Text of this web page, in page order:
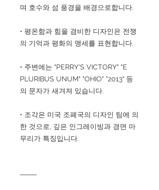
며 호수와 섬 풍경을 배경으로합니다.
• 평온함과 힘을 겸비한 디자인은 전쟁
의 기억과 평화의 맹세를 표현합니다.
• 주변에는 "PERRY'S VICTORY" "E
PLURIBUS UNUM" "OHIO" "2013" 등
의 문자가 새겨져 있습니다.
• 조각은 미국 조폐국의 디자인 팀에 의
한 것으로, 깊은 인그레이빙과 경면 마
무리가 특징입니다.
⸻